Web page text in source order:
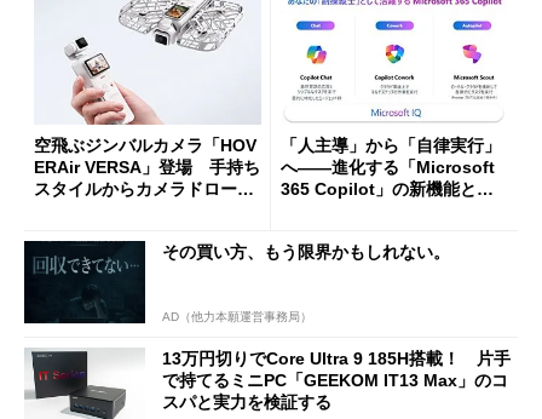
空飛ぶジンバルカメラ「HOV
ERAir VERSA」登場 手持ち
スタイルからカメラドローン
「人主導」から「自律実行」
へ――進化する「Microsoft
365 Copilot」の新機能とエ
その買い方、もう限界かもしれない。
AD（他力本願運営事務局）
13万円切りでCore Ultra 9 185H搭載！ 片手
で持てるミニPC「GEEKOM IT13 Max」のコ
スパと実力を検証する